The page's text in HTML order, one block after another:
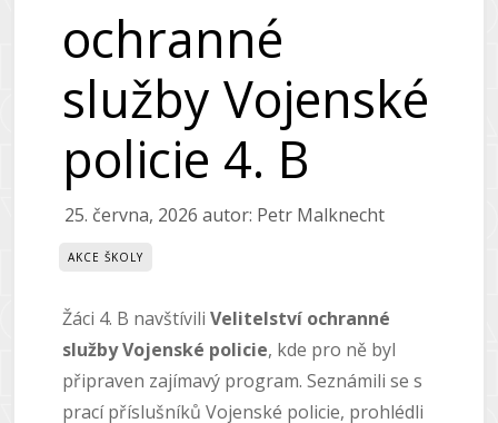
ochranné
služby Vojenské
policie 4. B
25. června, 2026 autor: Petr Malknecht
AKCE ŠKOLY
Žáci 4. B navštívili Velitelství ochranné
služby Vojenské policie, kde pro ně byl
připraven zajímavý program. Seznámili se s
prací příslušníků Vojenské policie, prohlédli